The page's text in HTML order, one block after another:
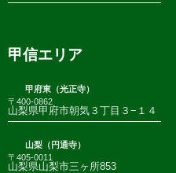
甲信エリア
甲府東（光正寺）
〒400-0862
山梨県甲府市朝気３丁目３−１４
山梨（円通寺）
〒405-0011
山梨県山梨市三ヶ所853